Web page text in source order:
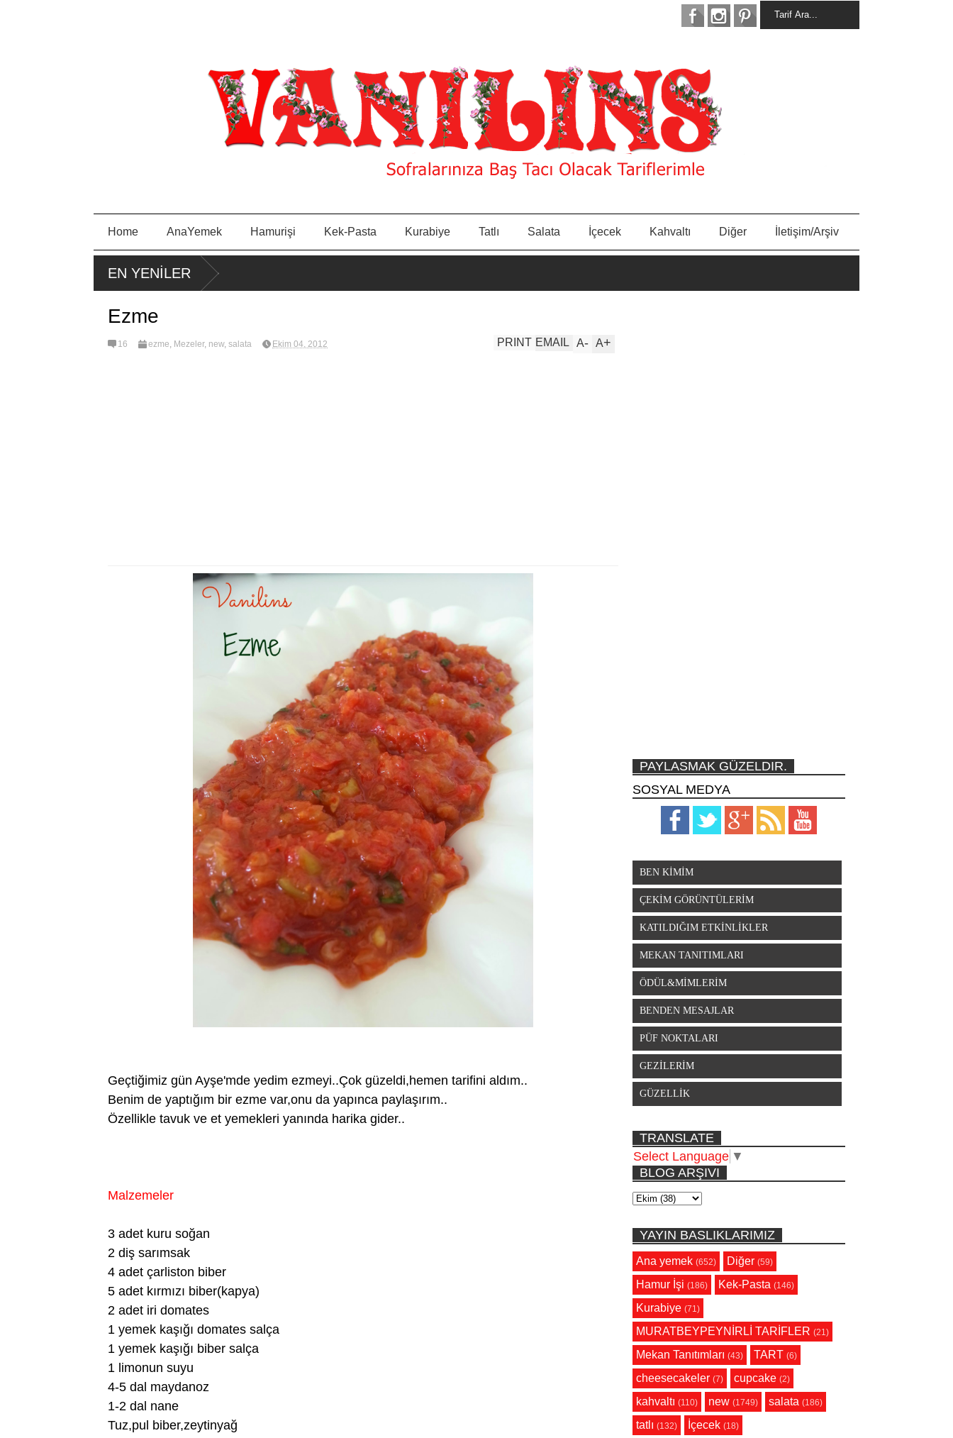
Home AnaYemek Hamurişi Kek-Pasta Kurabiye Tatlı Salata İçecek Kahvaltı Diğer İletişim/Arşiv
EN YENİLER
Ezme
16 ezme, Mezeler, new, salata Ekim 04, 2012 A+
A-
EMAIL
PRINT
Geçtiğimiz gün Ayşe'mde yedim ezmeyi..Çok güzeldi,hemen tarifini aldım..
Benim de yaptığım bir ezme var,onu da yapınca paylaşırım..
Özellikle tavuk ve et yemekleri yanında harika gider..
Malzemeler
3 adet kuru soğan
2 diş sarımsak
4 adet çarliston biber
5 adet kırmızı biber(kapya)
2 adet iri domates
1 yemek kaşığı domates salça
1 yemek kaşığı biber salça
1 limonun suyu
4-5 dal maydanoz
1-2 dal nane
Tuz,pul biber,zeytinyağ
PAYLASMAK GÜZELDIR.
SOSYAL MEDYA
BEN KİMİM
ÇEKİM GÖRÜNTÜLERİM
KATILDIĞIM ETKİNLİKLER
MEKAN TANITIMLARI
ÖDÜL&MİMLERİM
BENDEN MESAJLAR
PÜF NOKTALARI
GEZİLERİM
GÜZELLİK
TRANSLATE
Select Language ▼
BLOG ARŞIVI
YAYIN BASLIKLARIMIZ
Ana yemek (652) Diğer (59)
Hamur İşi (186) Kek-Pasta (146)
Kurabiye (71)
MURATBEYPEYNİRLİ TARİFLER (21)
Mekan Tanıtımları (43) TART (6)
cheesecakeler (7) cupcake (2)
kahvaltı (110) new (1749) salata (186)
tatlı (132) İçecek (18)